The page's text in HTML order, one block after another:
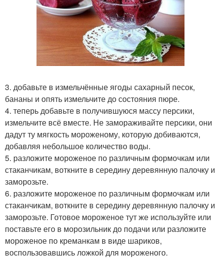
3. добавьте в измельчённые ягоды сахарный песок,
бананы и опять измельчите до состояния пюре.
4. теперь добавьте в получившуюся массу персики,
измельчите всё вместе. Не замораживайте персики, они
дадут ту мягкость мороженому, которую добиваются,
добавляя небольшое количество воды.
5. разложите мороженое по различным формочкам или
стаканчикам, воткните в середину деревянную палочку и
заморозьте.
6. разложите мороженое по различным формочкам или
стаканчикам, воткните в середину деревянную палочку и
заморозьте. Готовое мороженое тут же используйте или
поставьте его в морозильник до подачи или разложите
мороженое по креманкам в виде шариков,
воспользовавшись ложкой для мороженого.